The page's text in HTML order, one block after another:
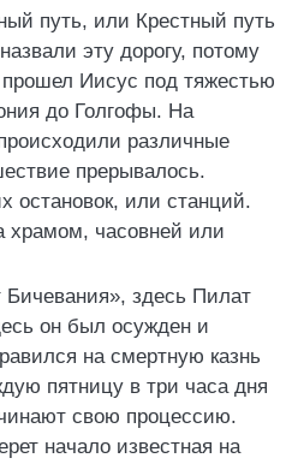
путь, или Крестный путь
эту дорогу, потому
Иисус под тяжестью
до Голгофы. На
различные
прерывалось.
остановок, или станций.
храмом, часовней или
Бичевания», здесь Пилат
он был осужден и
на смертную казнь
пятницу в три часа дня
свою процессию.
начало известная на